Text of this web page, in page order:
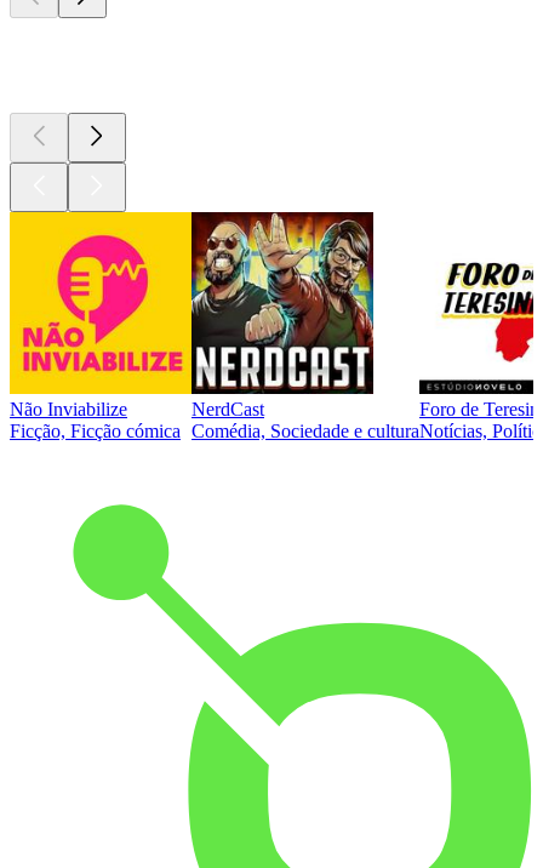
Não Inviabilize
Ficção, Ficção cómica
NerdCast
Comédia, Sociedade e cultura
Foro de
Notícias,